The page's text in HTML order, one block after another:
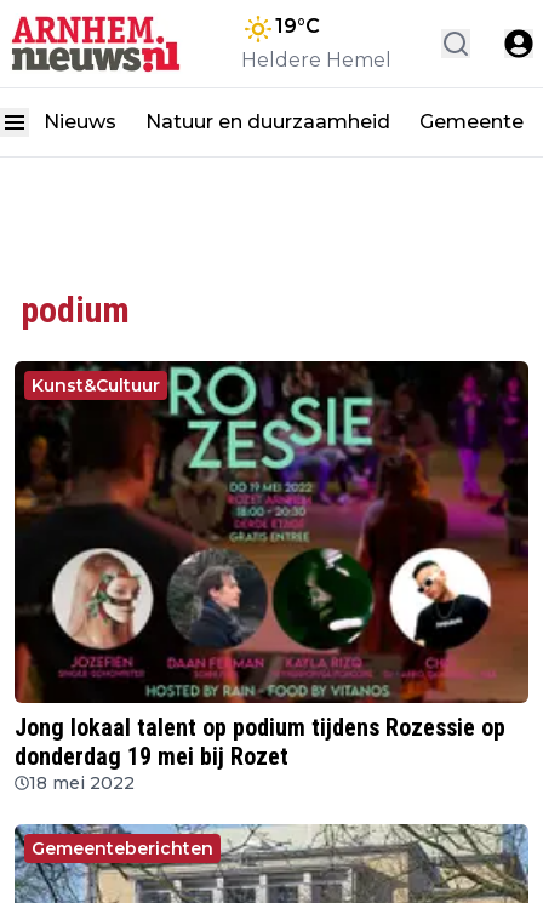
19°C
Heldere Hemel
Nieuws Natuur en duurzaamheid Gemeente
podium
Kunst&Cultuur
Jong lokaal talent op podium tijdens Rozessie op
donderdag 19 mei bij Rozet
18 mei 2022
Gemeenteberichten